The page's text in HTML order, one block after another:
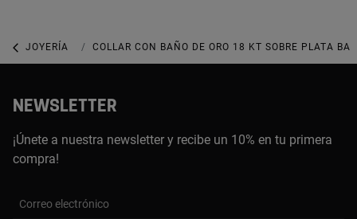
JOYERÍA JOYAS DE PLATA 925
COLLAR CON BAÑO DE ORO 18 KT SOBRE PLATA
NEWSLETTER
¡Únete a nuestra newsletter y recibe un 10% en tu primera
compra!
Correo electrónico